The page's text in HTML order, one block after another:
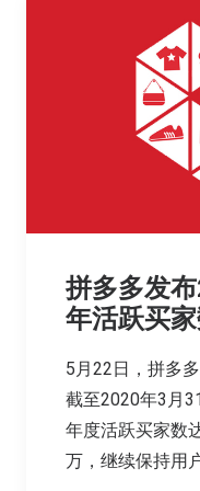
拼多多发
年活跃买
5月22日，拼多
截至2020年3月
年度活跃买家数
万，继续保持用